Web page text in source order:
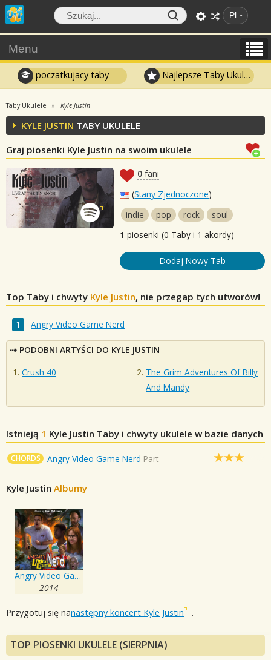
Pl
Menu
poczatkujacy taby Najlepsze Taby Ukulele
Taby Ukulele Kyle Justin
KYLE JUSTIN TABY UKULELE
Graj piosenki Kyle Justin na swoim ukulele
0 fani
(Stany Zjednoczone)
indie
pop rock
soul
1 piosenki (0 Taby i 1 akordy)
Dodaj Nowy Tab
Top Taby i chwyty Kyle Justin, nie przegap tych utworów!
Angry Video Game Nerd
PODOBNI ARTYŚCI DO KYLE JUSTIN
Crush 40
The Grim Adventures Of Billy
And Mandy
Istnieją 1 Kyle Justin Taby i chwyty ukulele w bazie danych
CHORDS Angry Video Game Nerd Part
Kyle Justin Albumy
Angry Video Game Nerd: The Movie
2014
Przygotuj się nanastępny koncert Kyle Justin .
TOP PIOSENKI UKULELE (SIERPNIA)